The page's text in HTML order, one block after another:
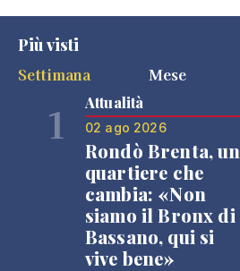
Più visti
Settimana
Mese
1 Attualità
02 ago 2026
Rondò Brenta, un
quartiere che
cambia: «Non
siamo il Bronx di
Bassano, qui si
vive bene»